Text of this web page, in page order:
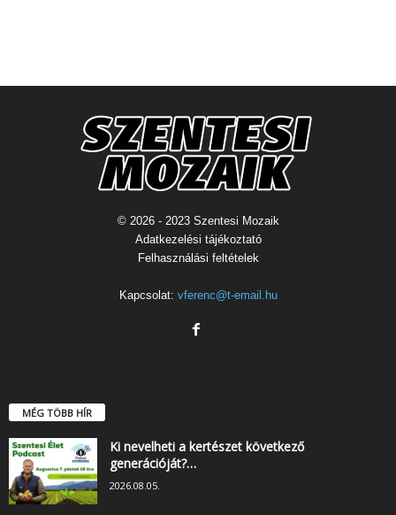
© 2026 - 2023 Szentesi Mozaik
Adatkezelési tájékoztató
Felhasználási feltételek
Kapcsolat: vferenc@t-email.hu
MÉG TÖBB HÍR
Ki nevelheti a kertészet következő
generációját?…
2026.08.05.